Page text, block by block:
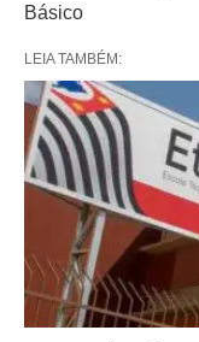
Básico
LEIA TAMBÉM: